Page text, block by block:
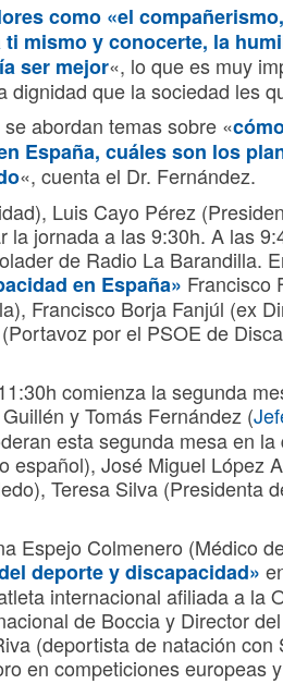
como «el
mismo y conocerte, la
ser mejor«, lo que es muy
dignidad que la sociedad les
abordan temas sobre «
España, cuáles son los
«, cuenta el Dr. Fernández.
Luis Cayo Pérez
la jornada a las 9:30h. A las
de Radio La Barandilla.
en España» Francisco
Francisco Borja Fanjúl (ex
por el PSOE de
comienza la segunda
y Tomás Fernández (
esta segunda mesa en
español), José Miguel López
Teresa Silva (Presidenta
Espejo Colmenero (Médico
deporte y discapacidad»
internacional afiliada a la
de Boccia y Director
(deportista de natación con
en competiciones europeas